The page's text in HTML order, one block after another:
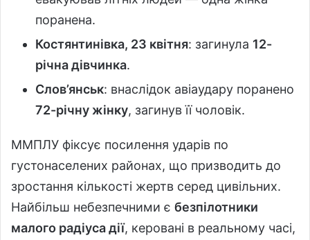
поранена.
Костянтинівка, 23 квітня: загинула 12-
річна дівчинка.
Слов’янськ: внаслідок авіаудару поранено
72-річну жінку, загинув її чоловік.
ММПЛУ фіксує посилення ударів по
густонаселених районах, що призводить до
зростання кількості жертв серед цивільних.
Найбільш небезпечними є безпілотники
малого радіуса дії, керовані в реальному часі,